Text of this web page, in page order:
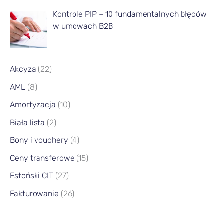
Kontrole PIP – 10 fundamentalnych błędów
w umowach B2B
Akcyza (22)
AML (8)
Amortyzacja (10)
Biała lista (2)
Bony i vouchery (4)
Ceny transferowe (15)
Estoński CIT (27)
Fakturowanie (26)
a